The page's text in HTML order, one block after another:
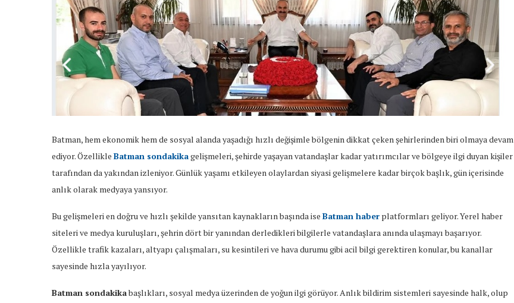
Batman, hem ekonomik hem de sosyal alanda yaşadığı hızlı değişimle bölgenin dikkat çeken şehirlerinden biri olmaya devam
ediyor. Özellikle Batman sondakikagelişmeleri, şehirde yaşayan vatandaşlar kadar yatırımcılar ve bölgeye ilgi duyan kişiler
tarafından da yakından izleniyor. Günlük yaşamı etkileyen olaylardan siyasi gelişmelere kadar birçok başlık, gün içerisinde
anlık olarak medyaya yansıyor.
Bu gelişmeleri en doğru ve hızlı şekilde yansıtan kaynakların başında ise Batman haber platformları geliyor. Yerel haber
siteleri ve medya kuruluşları, şehrin dört bir yanından derledikleri bilgilerle vatandaşlara anında ulaşmayı başarıyor.
Özellikle trafik kazaları, altyapı çalışmaları, su kesintileri ve hava durumu gibi acil bilgi gerektiren konular, bu kanallar
sayesinde hızla yayılıyor.
Batman sondakikabaşlıkları, sosyal medya üzerinden de yoğun ilgi görüyor. Anlık bildirim sistemleri sayesinde halk, olup